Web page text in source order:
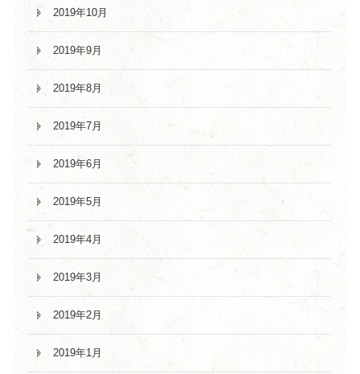
2019年10月
2019年9月
2019年8月
2019年7月
2019年6月
2019年5月
2019年4月
2019年3月
2019年2月
2019年1月